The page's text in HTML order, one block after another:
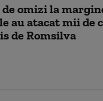
omizi la
au atacat mii de
de Romsilva